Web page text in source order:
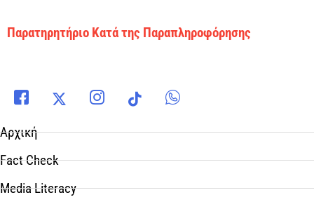
Παρατηρητήριο Κατά της Παραπληροφόρησης
Αρχική
Fact Check
Media Literacy